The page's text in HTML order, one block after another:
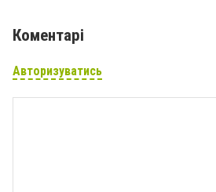
Коментарі
Авторизуватись